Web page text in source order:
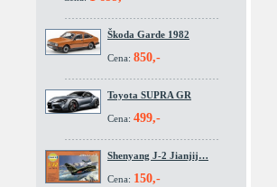
Škoda Garde 1982
Cena: 850,-
Toyota SUPRA GR
Cena: 499,-
Shenyang J-2 Jianjij…
Cena: 150,-